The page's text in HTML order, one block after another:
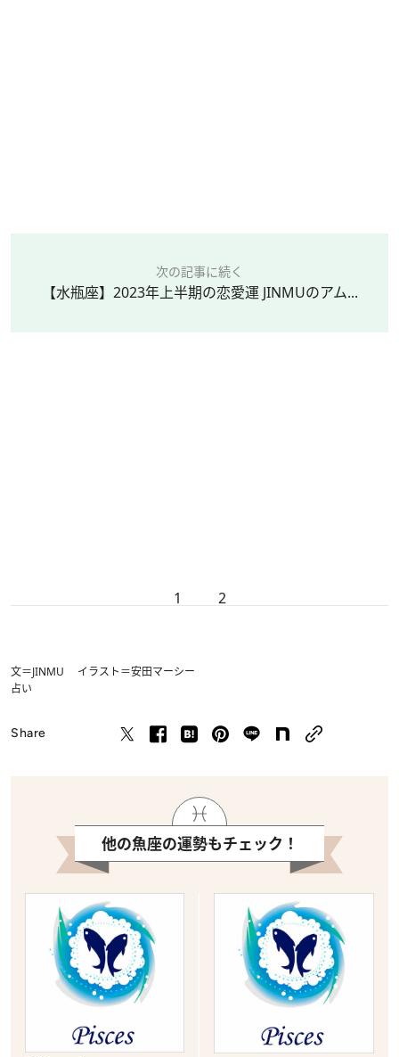
次の記事に続く
【水瓶座】2023年上半期の恋愛運 JINMUのアム...
1 2
文＝JINMU イラスト＝安田マーシー
占い
Share
他の魚座の運勢もチェック！